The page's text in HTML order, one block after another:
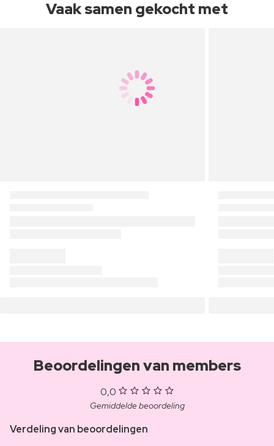
Vaak samen gekocht met
Beoordelingen van members
0,0
Gemiddelde beoordeling
Verdeling van beoordelingen